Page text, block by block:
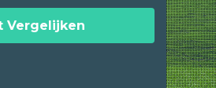
Vergelijken